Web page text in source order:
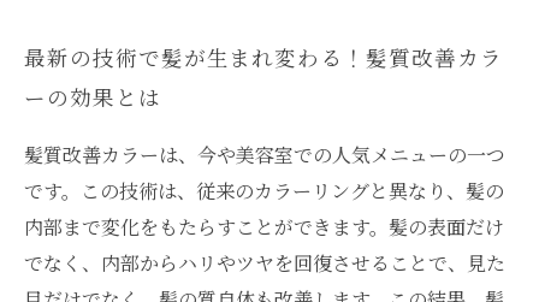
最新の技術で髪が生まれ変わる！髪質改善カラ
ーの効果とは
髪質改善カラーは、今や美容室での人気メニューの一つ
です。この技術は、従来のカラーリングと異なり、髪の
内部まで変化をもたらすことができます。髪の表面だけ
でなく、内部からハリやツヤを回復させることで、見た